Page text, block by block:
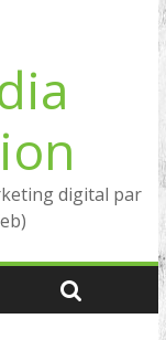
listening et des
digital par